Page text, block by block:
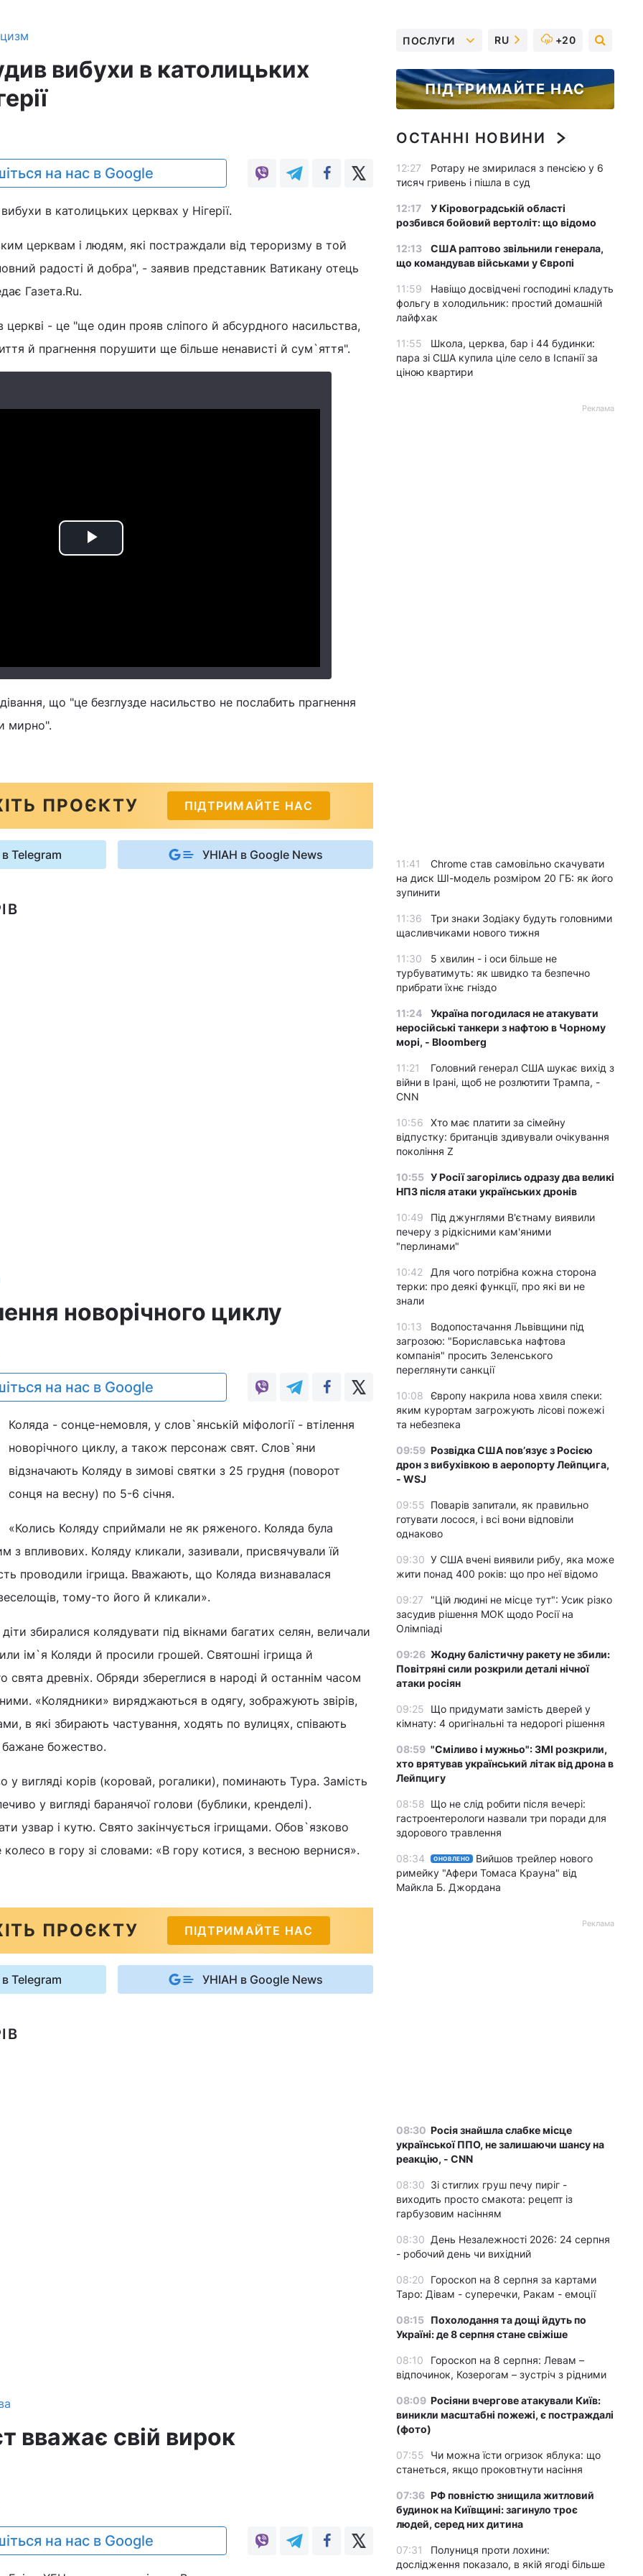
вибухи в католицьких
на нас в Google
в католицьких церквах у Нігерії.
церквам і людям, які постраждали від тероризму в той
радості й добра", - заявив представник Ватикану отець
Газета.Ru.
- це "ще один прояв сліпого й абсурдного насильства,
й прагнення порушити ще більше ненависті й сум`яття".
Play
що "це безглузде насильство не послабить прагнення
мирно".
ПРОЄКТУ ПІДТРИМАЙТЕ НАС
Telegram УНІАН в Google News
новорічного циклу
на нас в Google
Коляда - сонце-немовля, у слов`янській міфології - втілення
новорічного циклу, а також персонаж свят. Слов`яни
відзначають Коляду в зимові святки з 25 грудня (поворот
сонця на весну) по 5-6 січня.
«Колись Коляду сприймали не як ряженого. Коляда була
впливових. Коляду кликали, зазивали, присвячували їй
проводили ігрища. Вважають, що Коляда визнавалася
тому-то його й кликали».
збиралися колядувати під вікнами багатих селян, величали
ім`я Коляди й просили грошей. Святошні ігрища й
свята древніх. Обряди збереглися в народі й останнім часом
«Колядники» виряджаються в одягу, зображують звірів,
в які збирають частування, ходять по вулицях, співають
божество.
у вигляді корів (коровай, рогалики), поминають Тура. Замість
у вигляді баранячої голови (бублики, кренделі).
узвар і кутю. Свято закінчується ігрищами. Обов`язково
колесо в гору зі словами: «В гору котися, з весною вернися».
ПРОЄКТУ ПІДТРИМАЙТЕ НАС
Telegram УНІАН в Google News
вважає свій вирок
на нас в Google
ПОСЛУГИ RU +20
ПІДТРИМАЙТЕ НАС
ОСТАННІ НОВИНИ
12:27
Ротару не змирилася з пенсією у 6
тисяч гривень і пішла в суд
12:17
У Кіровоградській області
розбився бойовий вертоліт: що відомо
12:13
США раптово звільнили генерала,
що командував військами у Європі
11:59
Навіщо досвідчені господині кладуть
фольгу в холодильник: простий домашній
лайфхак
11:55
Школа, церква, бар і 44 будинки:
пара зі США купила ціле село в Іспанії за
ціною квартири
Реклама
11:41
Chrome став самовільно скачувати
на диск ШІ-модель розміром 20 ГБ: як його
зупинити
11:36
Три знаки Зодіаку будуть головними
щасливчиками нового тижня
11:30
5 хвилин - і оси більше не
турбуватимуть: як швидко та безпечно
прибрати їхнє гніздо
11:24
Україна погодилася не атакувати
неросійські танкери з нафтою в Чорному
морі, - Bloomberg
11:21
Головний генерал США шукає вихід з
війни в Ірані, щоб не розлютити Трампа, -
CNN
10:56
Хто має платити за сімейну
відпустку: британців здивували очікування
покоління Z
10:55 У Росії загорілись одразу два великі
НПЗ після атаки українських дронів
10:49
Під джунглями В'єтнаму виявили
печеру з рідкісними кам'яними
"перлинами"
10:42
Для чого потрібна кожна сторона
терки: про деякі функції, про які ви не
знали
10:13
Водопостачання Львівщини під
загрозою: "Бориславська нафтова
компанія" просить Зеленського
переглянути санкції
10:08
Європу накрила нова хвиля спеки:
яким курортам загрожують лісові пожежі
та небезпека
09:59 Розвідка США пов’язує з Росією
дрон з вибухівкою в аеропорту Лейпцига,
- WSJ
09:55 Поварів запитали, як правильно
готувати лосося, і всі вони відповіли
однаково
09:30 У США вчені виявили рибу, яка може
жити понад 400 років: що про неї відомо
09:27
"Цій людині не місце тут": Усик різко
засудив рішення МОК щодо Росії на
Олімпіаді
09:26 Жодну балістичну ракету не збили:
Повітряні сили розкрили деталі нічної
атаки росіян
09:25
Що придумати замість дверей у
кімнату: 4 оригінальні та недорогі рішення
08:59 "Сміливо і мужньо": ЗМІ розкрили,
хто врятував український літак від дрона в
Лейпцигу
08:58 Що не слід робити після вечері:
гастроентерологи назвали три поради для
здорового травлення
08:34 ОНОВЛЕНО
Вийшов трейлер нового
римейку "Афери Томаса Крауна" від
Майкла Б. Джордана
Реклама
08:30 Росія знайшла слабке місце
української ППО, не залишаючи шансу на
реакцію, - CNN
08:30 Зі стиглих груш печу пиріг -
виходить просто смакота: рецепт із
гарбузовим насінням
08:30 День Незалежності 2026: 24 серпня
- робочий день чи вихідний
08:20
Гороскоп на 8 серпня за картами
Таро: Дівам - суперечки, Ракам - емоції
08:15 Похолодання та дощі йдуть по
Україні: де 8 серпня стане свіжіше
08:10
Гороскоп на 8 серпня: Левам –
відпочинок, Козерогам – зустріч з рідними
08:09 Росіяни вчергове атакували Київ:
виникли масштабні пожежі, є постраждалі
(фото)
07:55
Чи можна їсти огризок яблука: що
станеться, якщо проковтнути насіння
07:36 РФ повністю знищила житловий
будинок на Київщині: загинуло троє
людей, серед них дитина
07:31
Полуниця проти лохини:
дослідження показало, в якій ягоді більше